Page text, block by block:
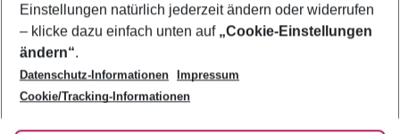
AGB
Bestpreisgarantie
Cookie-Einstellungen ändern
Cookie-Richtlinie
Agenturbetreuung
Barrierefreies Reisen
Folge uns
Einstellungen natürlich jederzeit ändern oder widerrufen
– klicke dazu einfach unten auf „Cookie-Einstellungen
ändern“.
Datenschutz-Informationen
Impressum
Cookie/Tracking-Informationen